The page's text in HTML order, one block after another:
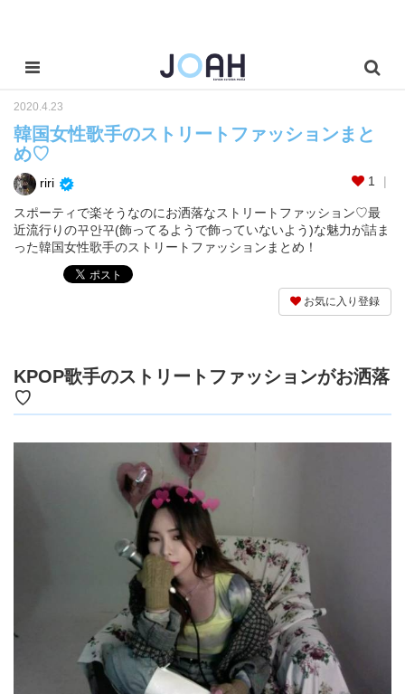
2020.4.23
韓国女性歌手のストリートファッションまと
め♡
riri 1
スポーティで楽そうなのにお洒落なストリートファッション♡最
近流行りの꾸안꾸(飾ってるようで飾っていないよう)な魅力が詰ま
った韓国女性歌手のストリートファッションまとめ！
お気に入り登録
KPOP歌手のストリートファッションがお洒落
♡